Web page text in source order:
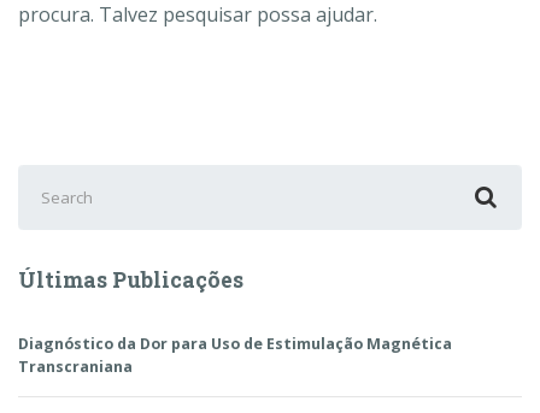
procura. Talvez pesquisar possa ajudar.
for:
Últimas Publicações
Diagnóstico da Dor para Uso de Estimulação Magnética
Transcraniana